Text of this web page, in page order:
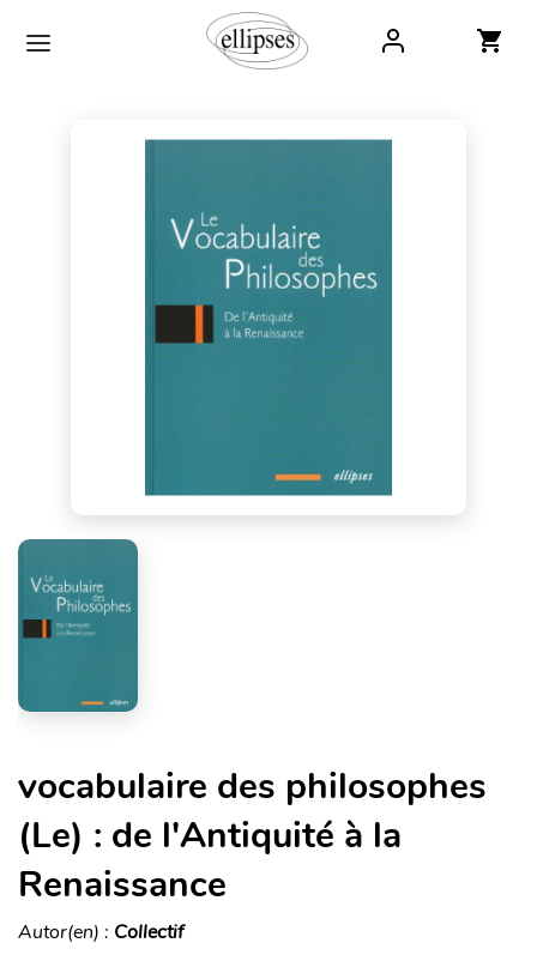
vocabulaire des philosophes
(Le) : de l'Antiquité à la
Renaissance
Autor(en) : Collectif